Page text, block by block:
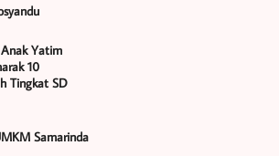
Yatim
10
Tingkat SD
Samarinda